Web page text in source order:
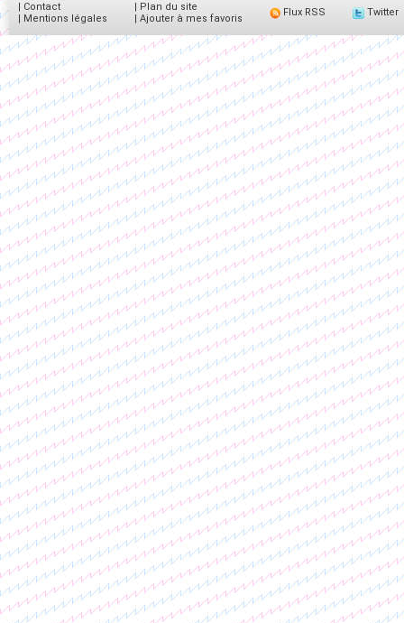
| Contact
| Mentions légales
| Plan du site
| Ajouter à mes favoris
Flux RSS Twitter